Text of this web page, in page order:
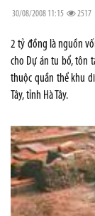
30/08/2008 11:15 2517
2 tỷ đồng là nguồn
cho Dự án tu bổ, tôn
thuộc quần thể khu
Tây, tỉnh Hà Tây.